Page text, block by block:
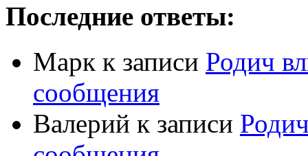
Последние ответы:
Марк к записи Родич
сообщения
Валерий к записи